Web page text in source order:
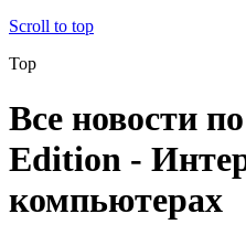
Scroll to top
Top
Все новости
Edition -
компьютерах